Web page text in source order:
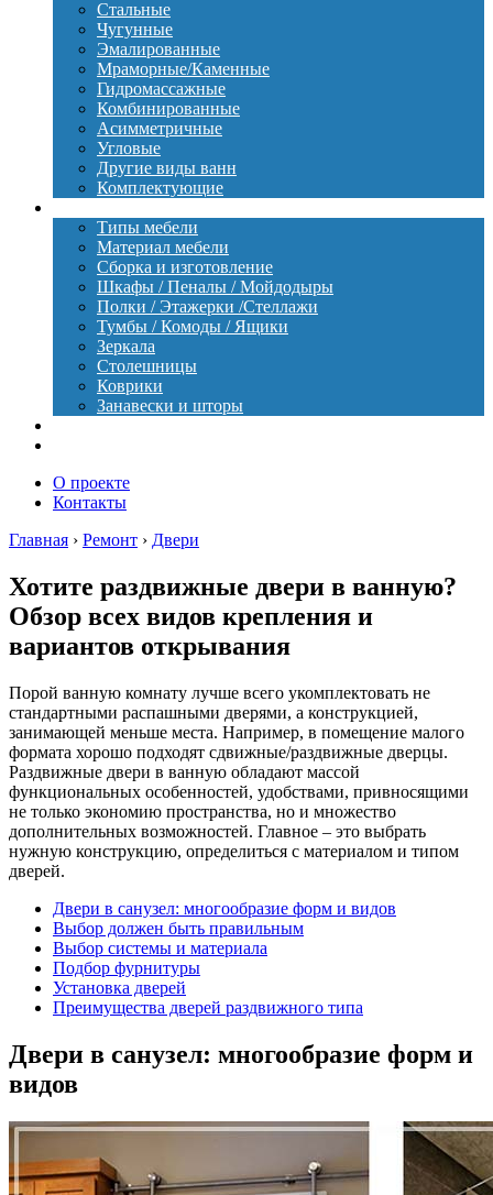
Стальные
Чугунные
Эмалированные
Мраморные/Каменные
Гидромассажные
Комбинированные
Асимметричные
Угловые
Другие виды ванн
Комплектующие
Типы мебели
Материал мебели
Сборка и изготовление
Шкафы / Пеналы / Мойдодыры
Полки / Этажерки /Стеллажи
Тумбы / Комоды / Ящики
Зеркала
Столешницы
Коврики
Занавески и шторы
О проекте
Контакты
Главная › Ремонт › Двери
Хотите раздвижные двери в ванную?
Обзор всех видов крепления и
вариантов открывания
Порой ванную комнату лучше всего укомплектовать не
стандартными распашными дверями, а конструкцией,
занимающей меньше места. Например, в помещение малого
формата хорошо подходят сдвижные/раздвижные дверцы.
Раздвижные двери в ванную обладают массой
функциональных особенностей, удобствами, привносящими
не только экономию пространства, но и множество
дополнительных возможностей. Главное – это выбрать
нужную конструкцию, определиться с материалом и типом
дверей.
Двери в санузел: многообразие форм и видов
Выбор должен быть правильным
Выбор системы и материала
Подбор фурнитуры
Установка дверей
Преимущества дверей раздвижного типа
Двери в санузел: многообразие форм и
видов